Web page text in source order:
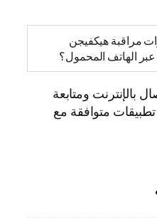
مراقبة هيكفيجن
الهاتف المحمول؟
بالإنترنت ومتابعة
متوافقة مع